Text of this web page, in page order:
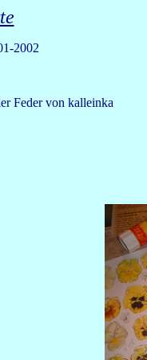
2002
Feder von kalleinka